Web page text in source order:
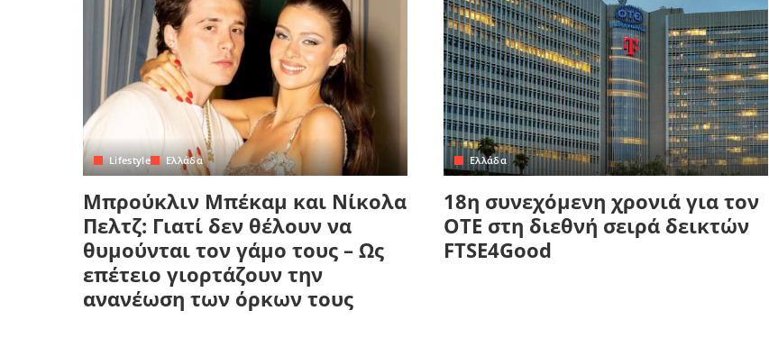
Lifestyle Ελλάδα
Μπρούκλιν Μπέκαμ και Νίκολα
Πελτζ: Γιατί δεν θέλουν να
θυμούνται τον γάμο τους – Ως
επέτειο γιορτάζουν την
ανανέωση των όρκων τους
Ελλάδα
18η συνεχόμενη χρονιά για τον
ΟΤΕ στη διεθνή σειρά δεικτών
FTSE4Good